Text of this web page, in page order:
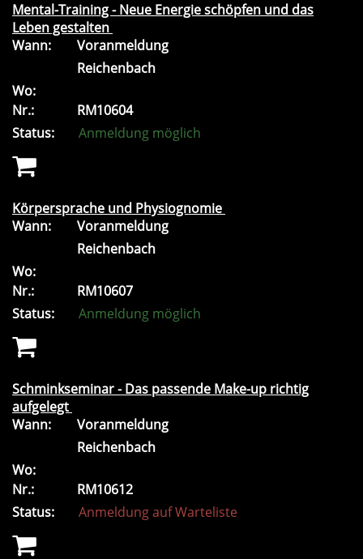
Mental-Training - Neue Energie schöpfen und das
Leben gestalten
Wann:
Voranmeldung
Reichenbach
Wo:
Nr.:
RM10604
Status:
Anmeldung möglich
Körpersprache und Physiognomie
Wann:
Voranmeldung
Reichenbach
Wo:
Nr.:
RM10607
Status:
Anmeldung möglich
Schminkseminar - Das passende Make-up richtig
aufgelegt
Wann:
Voranmeldung
Reichenbach
Wo:
Nr.:
RM10612
Status:
Anmeldung auf Warteliste